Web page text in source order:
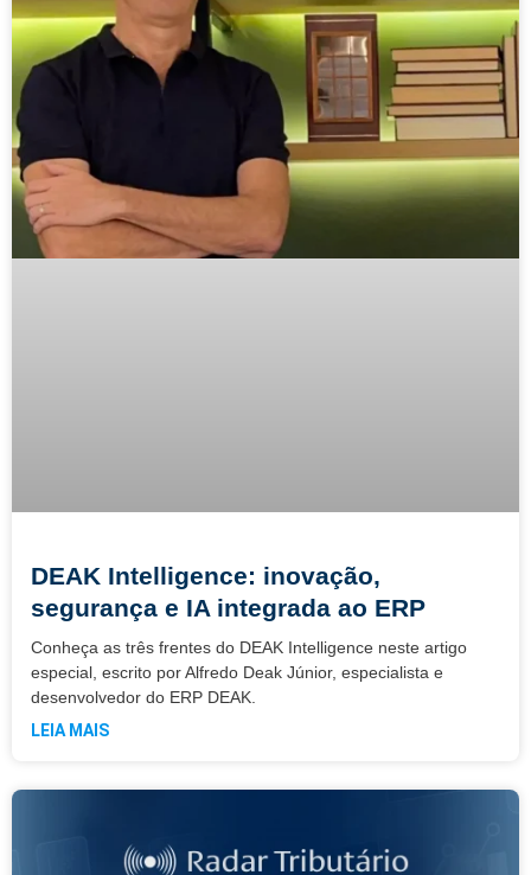
DEAK Intelligence: inovação,
segurança e IA integrada ao ERP
Conheça as três frentes do DEAK Intelligence neste artigo
especial, escrito por Alfredo Deak Júnior, especialista e
desenvolvedor do ERP DEAK.
LEIA MAIS